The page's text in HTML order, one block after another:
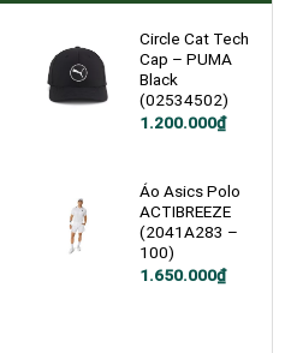
Circle Cat Tech
Cap – PUMA
Black
(02534502)
1.200.000₫
Áo Asics Polo
ACTIBREEZE
(2041A283 –
100)
1.650.000₫